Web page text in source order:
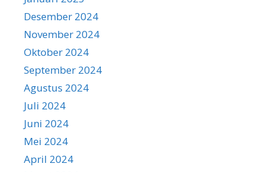
Desember 2024
November 2024
Oktober 2024
September 2024
Agustus 2024
Juli 2024
Juni 2024
Mei 2024
April 2024